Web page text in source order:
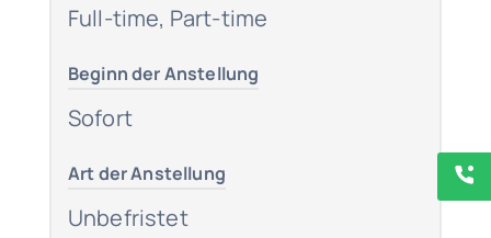
Full-time, Part-time
Beginn der Anstellung
Sofort
Art der Anstellung
Unbefristet